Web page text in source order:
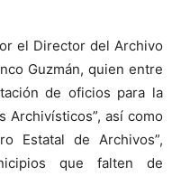
el Director del Archivo
Guzmán, quien entre
de oficios para la
Archivísticos”, así como
Estatal de Archivos”,
que falten de